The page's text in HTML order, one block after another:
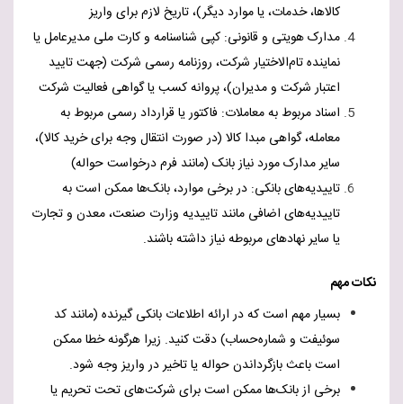
کالاها، خدمات، یا موارد دیگر)، تاریخ لازم برای واریز
مدارک هویتی و قانونی: کپی شناسنامه و کارت ملی مدیرعامل یا
نماینده تام‌الاختیار شرکت، روزنامه رسمی شرکت (جهت تایید
اعتبار شرکت و مدیران)،پروانه کسب یا گواهی فعالیت شرکت
اسناد مربوط به معاملات: فاکتور یا قرارداد رسمی مربوط به
معامله،گواهی مبدا کالا (در صورت انتقال وجه برای خرید کالا)،
سایر مدارک مورد نیاز بانک (مانند فرم درخواست حواله)
تاییدیه‌های بانکی: در برخی موارد، بانک‌ها ممکن است به
تاییدیه‌های اضافی مانند تاییدیه وزارت صنعت، معدن و تجارت
یا سایر نهادهای مربوطه نیاز داشته باشند.
نکات مهم
بسیار مهم است که در ارائه اطلاعات بانکی گیرنده (مانند کد
سوئیفت و شماره‌حساب) دقت کنید. زیرا هرگونه خطا ممکن
است باعث بازگرداندن حواله یا تاخیر در واریز وجه شود.
برخی از بانک‌ها ممکن است برای شرکت‌های تحت تحریم یا